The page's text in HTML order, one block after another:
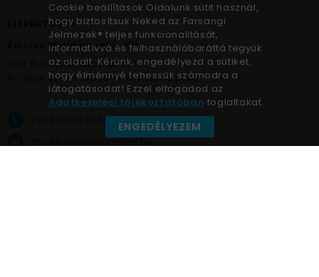
ELÉRHETŐSÉG
Balloon World Hungary Kft.
Budapest, Bécsi út 267.
Az oldal üzemeltetője – nem átadó pont!
+36 30 984 6955
info@farsangijelmezek.hu
Cookie beállítások Oldalunk sütit használ,
hogy biztosítsuk Neked az Farsangi
Jelmezek® teljes funkcionalitását,
informatívvá és felhasználóbaráttá tegyük
az oldalt. Kérünk, engedélyezd a sütiket,
hogy élménnyé tehessük számodra a
látogatásodat! Ezzel elfogadod az
Adatkezelési tájékoztatóban foglaltakat.
ENGEDÉLYEZEM